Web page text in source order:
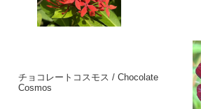
チョコレートコスモス / Chocolate
Cosmos